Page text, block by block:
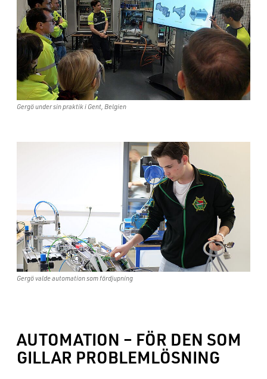
Gergö under sin praktik i Gent, Belgien
Gergö valde automation som fördjupning
AUTOMATION – FÖR DEN SOM
GILLAR PROBLEMLÖSNING